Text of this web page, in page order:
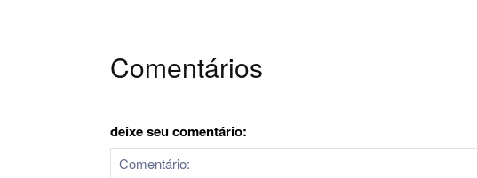
Comentários
deixe seu comentário: